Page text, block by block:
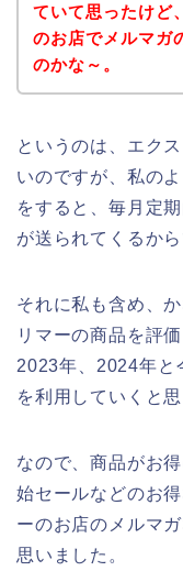
ていて思ったけど
のお店でメルマガ
のかな～。
というのは、エク
いのですが、私の
をすると、毎月定
が送られてくるから
それに私も含め、
リマーの商品を評
2023年、2024年と
を利用していくと
なので、商品がお
始セールなどのお
ーのお店のメルマ
思いました。